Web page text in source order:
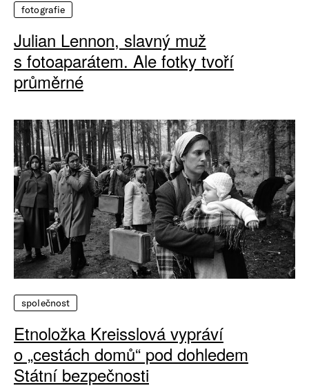
fotografie
Julian Lennon, slavný muž
s fotoaparátem. Ale fotky tvoří
průměrné
společnost
Etnoložka Kreisslová vypráví
o „cestách domů“ pod dohledem
Státní bezpečnosti